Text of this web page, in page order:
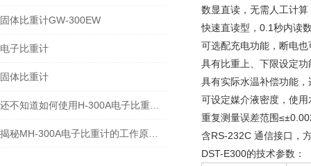
固体比重计GW-300EW
电子比重计
固体比重计
数显直读，无需人工计
快速直读型，0.1秒内读
可选配充电功能，断电
具有比重上、下限设定
具有实际水温补偿功能
可设定媒介液密度，使
重复测量误差范围
含RS-232C 通信接口，
DST-E300的技术参数：